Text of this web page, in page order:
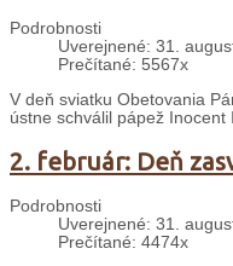
Podrobnosti
Uverejnené: 31.
Prečítané: 5567x
V deň sviatku Obetovania
ústne schválil pápež Inocent
2. február: Deň
Podrobnosti
Uverejnené: 31.
Prečítané: 4474x